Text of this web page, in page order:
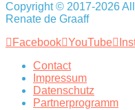
Copyright © 2017-2026
Renate de Graaff
Facebook YouTube
Contact
Impressum
Datenschutz
Partnerprogramm